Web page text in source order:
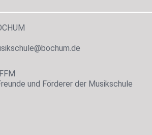
und Förderer der Musikschule